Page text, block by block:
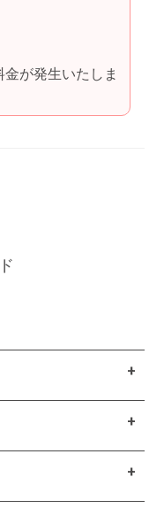
が発生いたしま